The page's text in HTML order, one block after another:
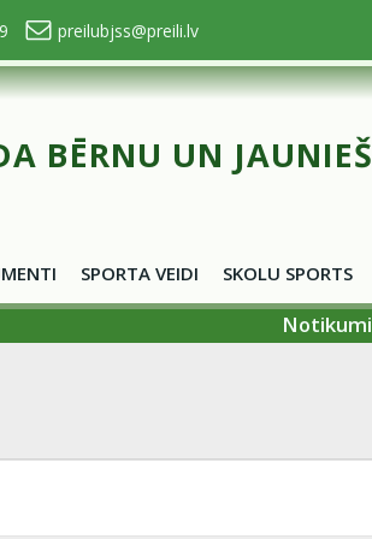
preilubjss@preili.lv
BĒRNU UN
SPORTA VEIDI SKOLU SPORTS
Notikumi